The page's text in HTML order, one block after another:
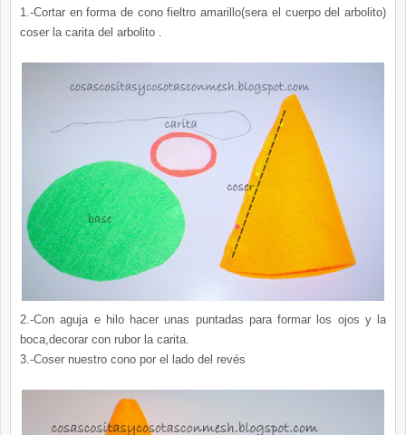
1.-Cortar en forma de cono fieltro amarillo(sera el cuerpo del arbolito)
coser la carita del arbolito
2.-Con aguja e hilo hacer unas puntadas para formar los ojos y la
boca,decorar con rubor la carita
3.-Coser nuestro cono por el lado del revés